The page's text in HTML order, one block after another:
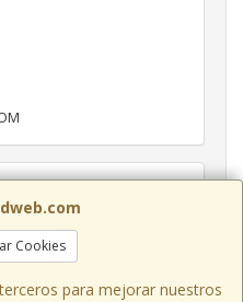
Cookies
para mejorar nuestros